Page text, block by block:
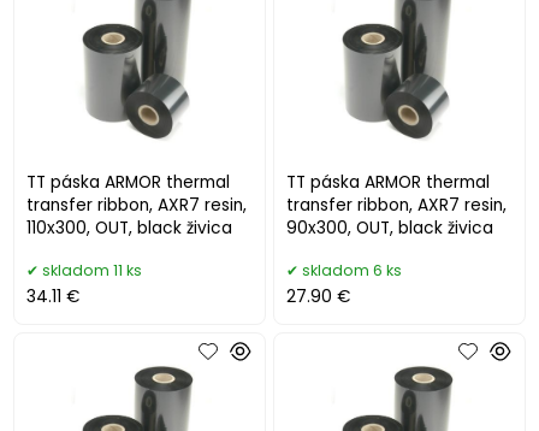
TT páska ARMOR thermal
transfer ribbon, AXR7 resin,
110x300, OUT, black živica
skladom 11 ks
34.11 €
TT páska ARMOR thermal
transfer ribbon, AXR7 resin,
90x300, OUT, black živica
skladom 6 ks
27.90 €